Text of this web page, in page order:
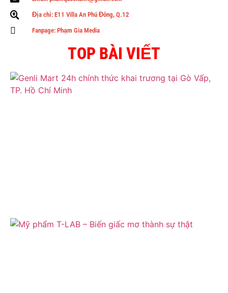
Địa chỉ: E11 Villa An Phú Đông, Q.12
Fanpage: Phạm Gia Media
TOP BÀI VIẾT